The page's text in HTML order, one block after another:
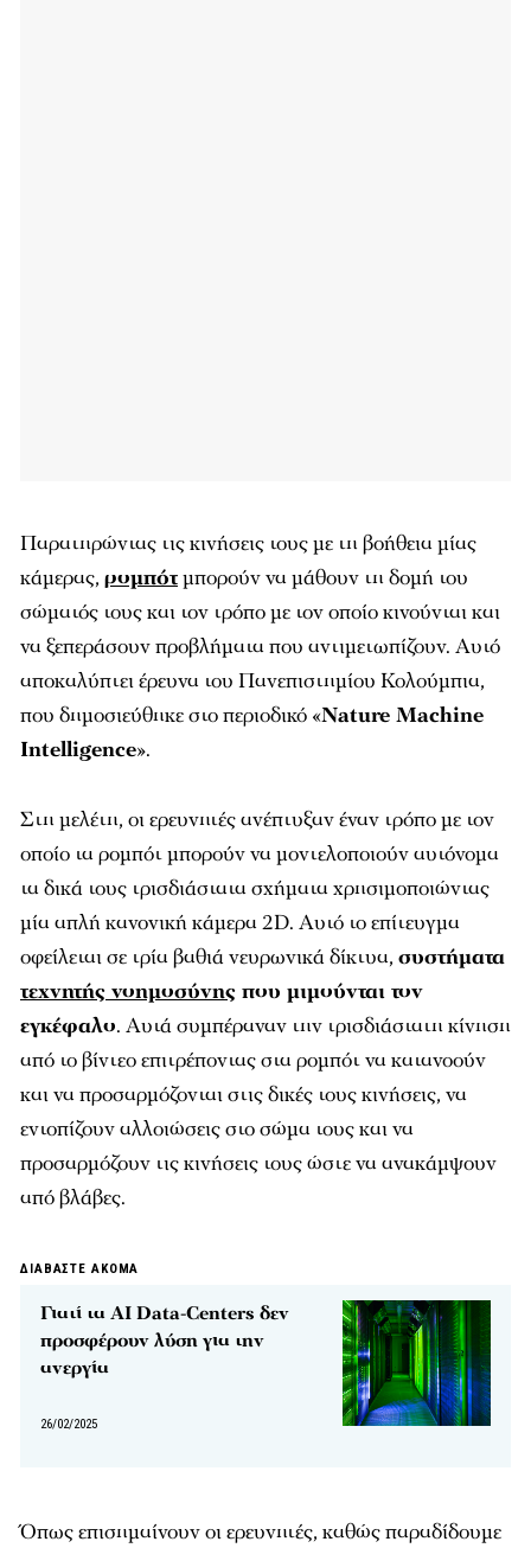
Παρατηρώντας τις κινήσεις τους με τη βοήθεια μίας
κάμερας, ρομπότμπορούν να μάθουν τη δομή του
σώματός τους και τον τρόπο με τον οποίο κινούνται και
να ξεπεράσουν προβλήματα που αντιμετωπίζουν. Αυτό
αποκαλύπτει έρευνα του Πανεπιστημίου Κολούμπια,
που δημοσιεύθηκε στο περιοδικό «Nature Machine
Intelligence».
Στη μελέτη, οι ερευνητές ανέπτυξαν έναν τρόπο με τον
οποίο τα ρομπότ μπορούν να μοντελοποιούν αυτόνομα
τα δικά τους τρισδιάστατα σχήματα χρησιμοποιώντας
μία απλή κανονική κάμερα 2D. Αυτό το επίτευγμα
οφείλεται σε τρία βαθιά νευρωνικά δίκτυα, συστήματα
τεχνητής νοημοσύνης που μιμούνται τον
εγκέφαλο. Αυτά συμπέραναν την τρισδιάστατη κίνηση
από το βίντεο επιτρέποντας στα ρομπότ να κατανοούν
και να προσαρμόζονται στις δικές τους κινήσεις, να
εντοπίζουν αλλοιώσεις στο σώμα τους και να
προσαρμόζουν τις κινήσεις τους ώστε να ανακάμψουν
από βλάβες.
ΔΙΑΒΑΣΤΕ ΑΚΟΜΑ
Γιατί τα AI Data-Centers δεν
προσφέρουν λύση για την
ανεργία
26/02/2025
Όπως επισημαίνουν οι ερευνητές, καθώς παραδίδουμε